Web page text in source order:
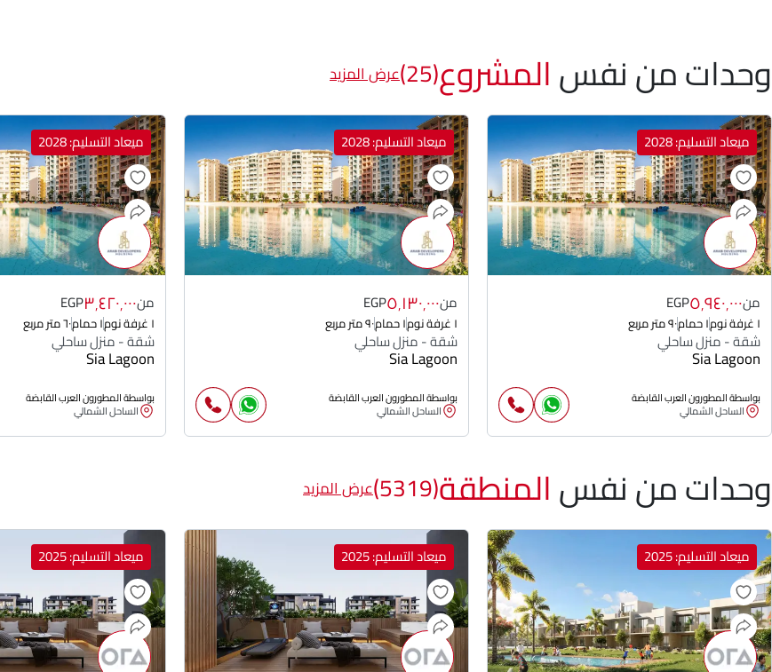
وحدات من نفسالمشروع(25) عرض المزيد
ميعاد التسليم: 2028
من٥٬٩٤٠٬٠٠٠EGP
١ غرفة نوم ١ حمام ٩٠ متر مربع
شقة - منزل ساحلي
Sia Lagoon
بواسطة المطورون العرب القابضة
الساحل الشمالي
ميعاد التسليم: 2028
من٥٬١٣٠٬٠٠٠EGP
١ غرفة نوم ١ حمام ٩٠ متر مربع
شقة - منزل ساحلي
Sia Lagoon
بواسطة المطورون العرب القابضة
الساحل الشمالي
ميعاد التسليم: 2028
من٣٬٤٢٠٬٠٠٠EGP
١ غرفة نوم ١ حمام ٦٠ متر مربع
شقة - منزل ساحلي
Sia Lagoon
بواسطة المطورون العرب القابضة
الساحل الشمالي
وحدات من نفسالمنطقة(5319) عرض المزيد
ميعاد التسليم: 2025 ميعاد التسليم: 2025 ميعاد التسليم: 2025